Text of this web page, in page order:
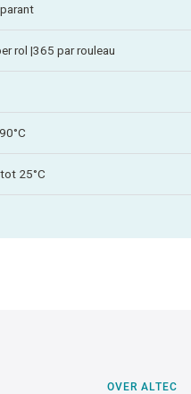
rol |365 par rouleau
25°C
OVER ALTEC